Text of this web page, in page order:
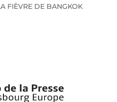
FIÈVRE DE BANGKOK